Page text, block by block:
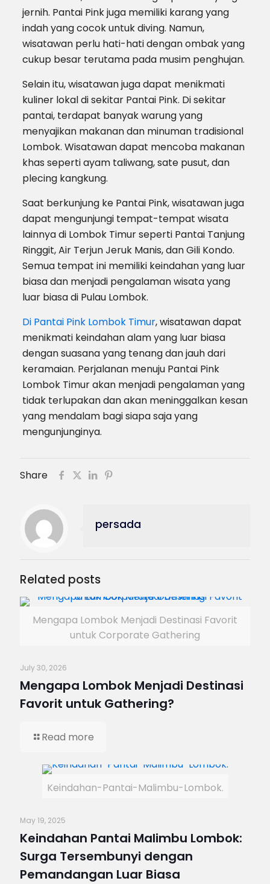
jernih. Pantai Pink juga memiliki karang yang
indah yang cocok untuk diving. Namun,
wisatawan perlu hati-hati dengan ombak yang
cukup besar terutama pada musim penghujan.
Selain itu, wisatawan juga dapat menikmati
kuliner lokal di sekitar Pantai Pink. Di sekitar
pantai, terdapat banyak warung yang
menyajikan makanan dan minuman tradisional
Lombok. Wisatawan dapat mencoba makanan
khas seperti ayam taliwang, sate pusut, dan
plecing kangkung.
Saat berkunjung ke Pantai Pink, wisatawan juga
dapat mengunjungi tempat-tempat wisata
lainnya di Lombok Timur seperti Pantai Tanjung
Ringgit, Air Terjun Jeruk Manis, dan Gili Kondo.
Semua tempat ini memiliki keindahan yang luar
biasa dan menjadi pengalaman wisata yang
luar biasa di Pulau Lombok.
Di Pantai Pink Lombok Timur, wisatawan dapat
menikmati keindahan alam yang luar biasa
dengan suasana yang tenang dan jauh dari
keramaian. Perjalanan menuju Pantai Pink
Lombok Timur akan menjadi pengalaman yang
tidak terlupakan dan akan meninggalkan kesan
yang mendalam bagi siapa saja yang
mengunjunginya.
Share
persada
Related posts
Mengapa Lombok Menjadi Destinasi Favorit
untuk Corporate Gathering
July 30, 2026
Mengapa Lombok Menjadi Destinasi
Favorit untuk Gathering?
Read more
Keindahan-Pantai-Malimbu-Lombok.
May 19, 2025
Keindahan Pantai Malimbu Lombok:
Surga Tersembunyi dengan
Pemandangan Luar Biasa